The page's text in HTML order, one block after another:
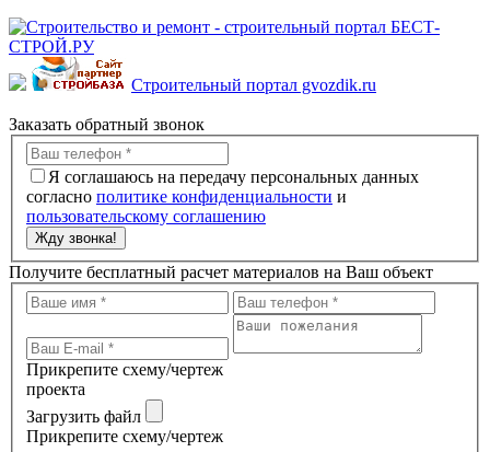
Строительный портал gvozdik.ru
Заказать обратный звонок
Я соглашаюсь на передачу персональных данных
согласно политике конфиденциальности и
пользовательскому соглашению
Жду звонка!
Получите бесплатный расчет материалов на Ваш объект
Прикрепите схему/чертеж
проекта
Загрузить файл
Прикрепите схему/чертеж